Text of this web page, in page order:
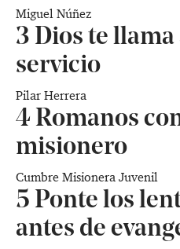
Miguel Núñez
3 Dios te llama
servicio
Pilar Herrera
4 Romanos
misionero
Cumbre Misionera Juvenil
5 Ponte los
antes de